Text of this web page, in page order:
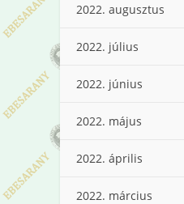
2022. augusztus
2022. július
2022. június
2022. május
2022. április
2022. március